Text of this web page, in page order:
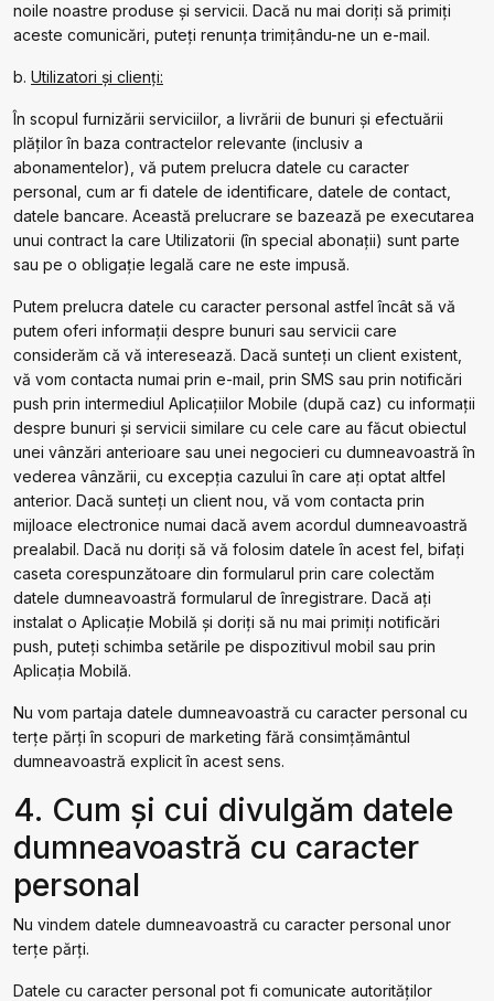
noile noastre produse și servicii. Dacă nu mai doriți să primiți
aceste comunicări, puteți renunța trimițându-ne un e-mail.
b. Utilizatori și clienți:
În scopul furnizării serviciilor, a livrării de bunuri și efectuării
plăților în baza contractelor relevante (inclusiv a
abonamentelor), vă putem prelucra datele cu caracter
personal, cum ar fi datele de identificare, datele de contact,
datele bancare. Această prelucrare se bazează pe executarea
unui contract la care Utilizatorii (în special abonații) sunt parte
sau pe o obligație legală care ne este impusă.
Putem prelucra datele cu caracter personal astfel încât să vă
putem oferi informații despre bunuri sau servicii care
considerăm că vă interesează. Dacă sunteți un client existent,
vă vom contacta numai prin e-mail, prin SMS sau prin notificări
push prin intermediul Aplicațiilor Mobile (după caz) cu informații
despre bunuri și servicii similare cu cele care au făcut obiectul
unei vânzări anterioare sau unei negocieri cu dumneavoastră în
vederea vânzării, cu excepția cazului în care ați optat altfel
anterior. Dacă sunteți un client nou, vă vom contacta prin
mijloace electronice numai dacă avem acordul dumneavoastră
prealabil. Dacă nu doriți să vă folosim datele în acest fel, bifați
caseta corespunzătoare din formularul prin care colectăm
datele dumneavoastră formularul de înregistrare. Dacă ați
instalat o Aplicație Mobilă și doriți să nu mai primiți notificări
push, puteți schimba setările pe dispozitivul mobil sau prin
Aplicația Mobilă.
Nu vom partaja datele dumneavoastră cu caracter personal cu
terțe părți în scopuri de marketing fără consimțământul
dumneavoastră explicit în acest sens.
4. Cum și cui divulgăm datele
dumneavoastră cu caracter
personal
Nu vindem datele dumneavoastră cu caracter personal unor
terțe părți.
Datele cu caracter personal pot fi comunicate autorităților